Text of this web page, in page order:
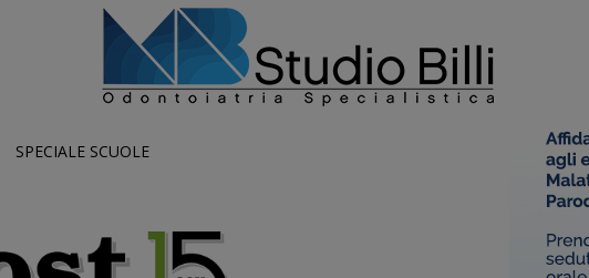
SPECIALE SCUOLE